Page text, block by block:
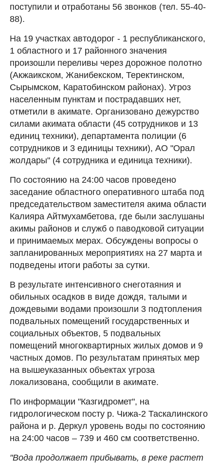
поступили и отработаны 56 звонков (тел. 55-40-
88).
На 19 участках автодорог - 1 республиканского,
1 областного и 17 районного значения
произошли переливы через дорожное полотно
(Акжаикском, Жанибекском, Теректинском,
Сырымском, Каратобинском районах). Угроз
населенным пунктам и пострадавших нет,
отметили в акимате. Организовано дежурство
силами акимата области (45 сотрудников и 13
единиц техники), департамента полиции (6
сотрудников и 3 единицы техники), АО "Орал
жолдары" (4 сотрудника и единица техники).
По состоянию на 24:00 часов проведено
заседание областного оперативного штаба под
председательством заместителя акима области
Калияра Айтмухамбетова, где были заслушаны
акимы районов и служб о паводковой ситуации
и принимаемых мерах. Обсуждены вопросы о
запланированных мероприятиях на 27 марта и
подведены итоги работы за сутки.
В результате интенсивного снеготаяния и
обильных осадков в виде дождя, талыми и
дождевыми водами произошли 3 подтопления
подвальных помещений государственных и
социальных объектов, 5 подвальных
помещений многоквартирных жилых домов и 9
частных домов. По результатам принятых мер
на вышеуказанных объектах угроза
локализована, сообщили в акимате.
По информации "Казгидромет", на
гидрологическом посту р. Чижа-2 Таскалинского
района и р. Деркул уровень воды по состоянию
на 24:00 часов – 739 и 460 см соответственно.
"Вода продолжает прибывать, в реке растет